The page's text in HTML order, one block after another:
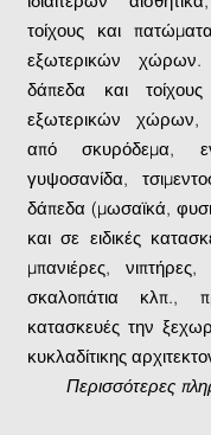
τοίχους και
εξωτερικών
δάπεδα και
εξωτερικών χώρων,
από σκυρόδεμα,
γυψοσανίδα,
δάπεδα (μωσαϊκά,
και σε ειδικές
μπανιέρες, νιπτήρες,
σκαλοπάτια κλπ.,
κατασκευές την
κυκλαδίτικης
Περισσότερες